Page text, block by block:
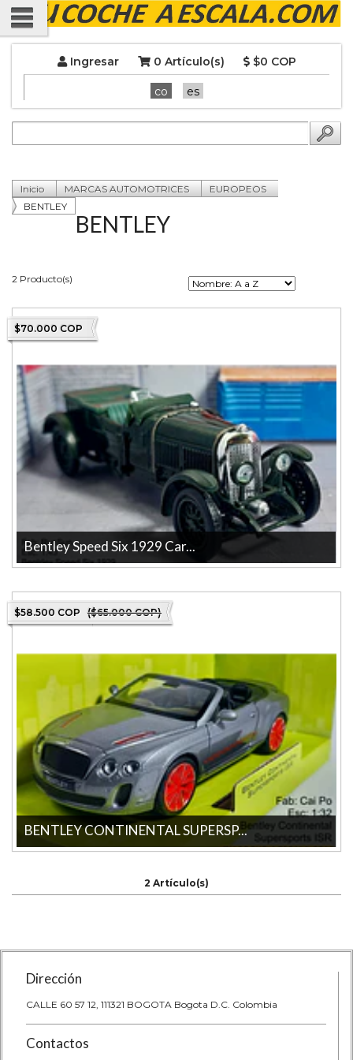
Ingresar 0 Artículo(s) $0 COP
co es
Inicio MARCAS AUTOMOTRICES
EUROPEOS
BENTLEY
BENTLEY
2 Producto(s)
$70.000 COP
Bentley Speed Six 1929 Car...
BENTLEY SPEED SIX 1929 Carro A Escala De Coleccion Marca: RUN
$58.500 COP ($65.000 COP)
BENTLEY CONTINENTAL SUPERSP...
Descubre el impresionante Bentley Continental Supersport a
2 Artículo(s)
Dirección
CALLE 60 57 12, 111321 BOGOTA Bogota D.C. Colombia
Contactos